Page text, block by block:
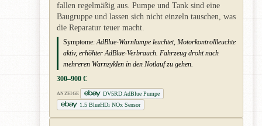
fallen regelmäßig aus. Pumpe und Tank sind eine
Baugruppe und lassen sich nicht einzeln tauschen, was
die Reparatur teuer macht.
Symptome: AdBlue-Warnlampe leuchtet, Motorkontrollleuchte
aktiv, erhöhter AdBlue-Verbrauch. Fahrzeug droht nach
mehreren Warnzyklen in den Notlauf zu gehen.
300–900 €
ANZEIGE
DV5RD AdBlue Pumpe
1.5 BlueHDi NOx Sensor